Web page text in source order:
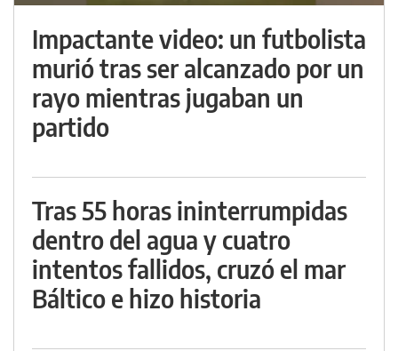
Impactante video: un futbolista
murió tras ser alcanzado por un
rayo mientras jugaban un
partido
Tras 55 horas ininterrumpidas
dentro del agua y cuatro
intentos fallidos, cruzó el mar
Báltico e hizo historia